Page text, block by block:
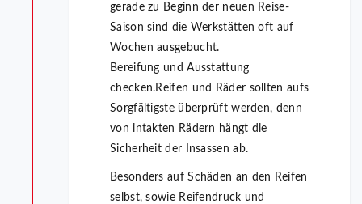
gerade zu Beginn der neuen Reise-
Saison sind die Werkstätten oft auf
Wochen ausgebucht.
Bereifung und Ausstattung
checken.Reifen und Räder sollten aufs
Sorgfältigste überprüft werden, denn
von intakten Rädern hängt die
Sicherheit der Insassen ab.
Besonders auf Schäden an den Reifen
selbst, sowie Reifendruck und